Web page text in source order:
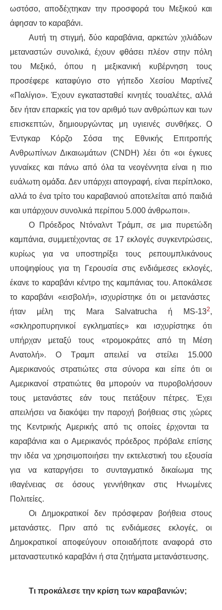
ωστόσο, αποδέχτηκαν την προσφορά του Μεξικού και
άφησαν το καραβάνι.
Αυτή τη στιγμή, δύο καραβάνια, αρκετώνχιλιάδων
μεταναστών συνολικά, έχουν φθάσει πλέον στην πόλη
του Μεξικό, όπου η μεξικανική κυβέρνηση τους
προσέφερε καταφύγιο στο γήπεδο Χεσίου Μαρτίνεζ
«Παλίγιο». Έχουνεγκατασταθεί κινητές τουαλέτες, αλλά
δεν ήταν επαρκείς για τον αριθμό των ανθρώπων και των
επισκεπτών, δημιουργώντας μη υγιεινές συνθήκες. Ο
Έντγκαρ Κόρζο Σόσατης Εθνικής Επιτροπής
Ανθρωπίνων Δικαιωμάτων (CNDH) λέει ότι «οι έγκυες
γυναίκες και πάνω από όλα τα νεογέννητα είναι η πιο
ευάλωτη ομάδα. Δεν υπάρχει απογραφή, είναι περίπλοκο,
αλλά το ένα τρίτο του καραβανιού αποτελείται από παιδιά
και υπάρχουν συνολικά περίπου 5.000 άνθρωποι».
Ο Πρόεδρος Ντόναλντ Τράμπ,σε μια πυρετώδη
καμπάνια, συμμετέχοντας σε 17 εκλογέςσυγκεντρώσεις,
κυρίως για να υποστηρίξει τους ρεπουμπλικάνους
υποψηφίους για τη Γερουσία στις ενδιάμεσες εκλογές,
έκανε το καραβάνι κέντρο της καμπάνιας του.Αποκάλεσε
το καραβάνι «εισβολή», ισχυρίστηκε ότι οι μετανάστες
ήταν μέλη της Mara Salvatrucha ή MS-132,
«σκληροπυρηνικοί εγκληματίες» και ισχυρίστηκε ότι
υπήρχαν μεταξύ τους «τρομοκράτες από τη Μέση
Ανατολή». Ο Τραμπαπειλεί να στείλει 15.000
Αμερικανούς στρατιώτες στα σύνορα και είπε ότι οι
Αμερικανοί στρατιώτες θα μπορούν να πυροβολήσουν
τους μετανάστες εάν τους πετάξουνπέτρες. Έχει
απειλήσει να διακόψει την παροχή βοήθειαςστις χώρες
της Κεντρικής Αμερικής από τις οποίες έρχονται τα
καραβάνια και ο Αμερικανός πρόεδροςπρόβαλε επίσης
την ιδέα να χρησιμοποιήσει την εκτελεστική του εξουσία
για να καταργήσει το συνταγματικό δικαίωμα της
ιθαγένειας σε όσους γεννήθηκαν στις Ηνωμένες
Πολιτείες.
Οι Δημοκρατικοί δεν πρόσφεραν βοήθειαστους
μετανάστες. Πριν από τις ενδιάμεσες εκλογές, οι
Δημοκρατικοί αποφεύγουν οποιαδήποτε αναφορά στο
μεταναστευτικό καραβάνι ή στα ζητήματα μετανάστευσης.
Τι προκάλεσε την κρίση των καραβανιών;